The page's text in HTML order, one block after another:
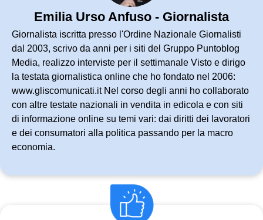
Emilia Urso Anfuso - Giornalista
Giornalista iscritta presso l'Ordine Nazionale Giornalisti
dal 2003, scrivo da anni per i siti del Gruppo Puntoblog
Media, realizzo interviste per il settimanale Visto e dirigo
la testata giornalistica online che ho fondato nel 2006:
www.gliscomunicati.it Nel corso degli anni ho collaborato
con altre testate nazionali in vendita in edicola e con siti
di informazione online su temi vari: dai diritti dei lavoratori
e dei consumatori alla politica passando per la macro
economia.